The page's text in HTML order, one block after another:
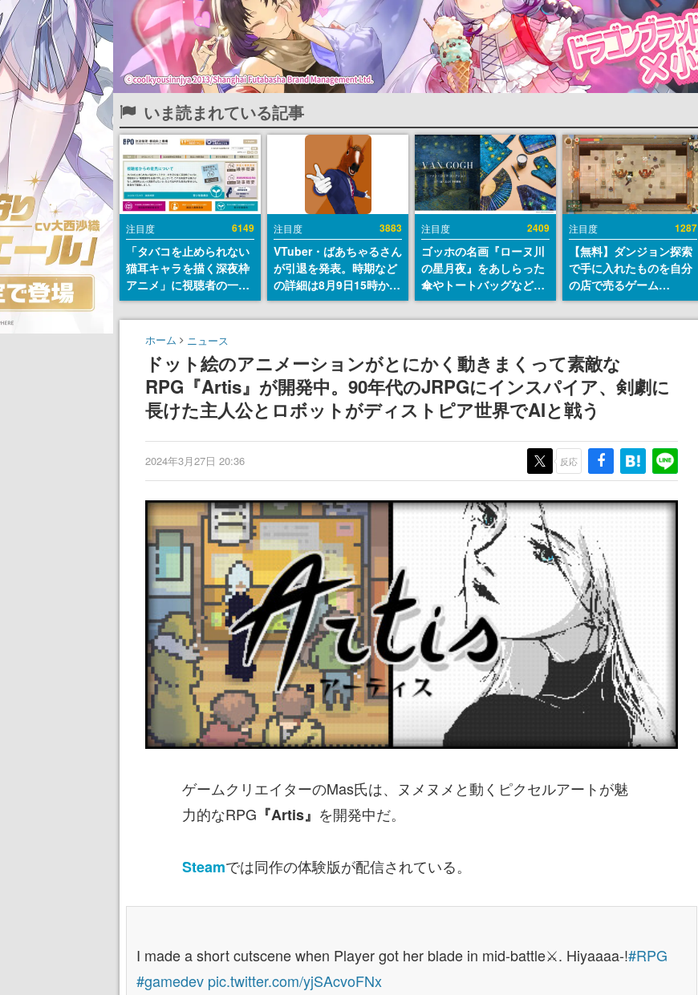
いま読まれている記事
注目度 6149
「タバコを止められない
猫耳キャラを描く深夜枠
アニメ」に視聴者の一部
から批判意見。違法薬物
の使用と思しき描写も含
めて、BPOが議論を交わ
注目度 3883
VTuber・ばあちゃるさん
が引退を発表。時期など
の詳細は8月9日15時から
の配信で説明
注目度 2409
ゴッホの名画『ローヌ川
の星月夜』をあしらった
傘やトートバッグなどが
登場。8月7日21時より2
日間限定で予約販売
注目度 1287
【無料】ダンジョン探索
で手に入れたものを自分
の店で売るゲーム
『Moonlighter』が
Steamにて無料配布中！
の9月2日正式リリースを
記念したキャンペーン
ホーム ニュース
ドット絵のアニメーションがとにかく動きまくって素敵な
RPG『Artis』が開発中。90年代のJRPGにインスパイア、剣劇に
長けた主人公とロボットがディストピア世界でAIと戦う
2024年3月27日 20:36 反応
ゲームクリエイターのMas氏は、ヌメヌメと動くピクセルアートが魅
力的なRPG 『Artis』 を開発中だ。
Steamでは同作の体験版が配信されている。
I made a short cutscene when Player got her blade in mid-battle⚔️. Hiyaaaa-!#RPG
#gamedev pic.twitter.com/yjSAcvoFNx